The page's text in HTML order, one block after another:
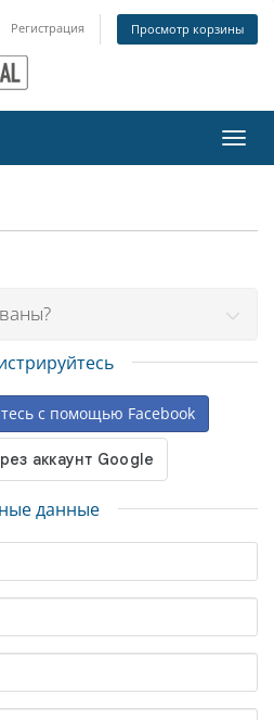
Регистрация Просмотр корзины
с помощью Facebook
данные